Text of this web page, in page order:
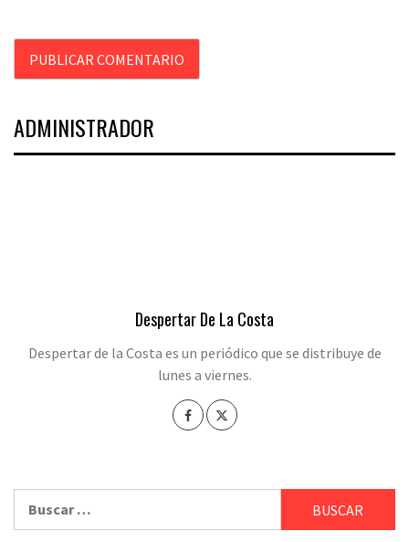
ADMINISTRADOR
Despertar De La Costa
Despertar de la Costa es un periódico que se distribuye de
lunes a viernes.